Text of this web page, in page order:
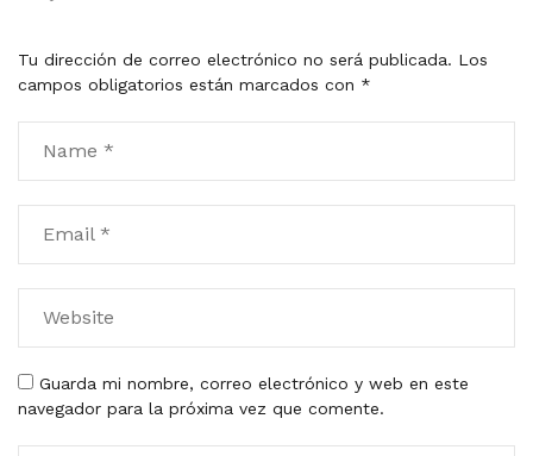
Tu dirección de correo electrónico no será publicada. Los
campos obligatorios están marcados con *
Guarda mi nombre, correo electrónico y web en este
navegador para la próxima vez que comente.